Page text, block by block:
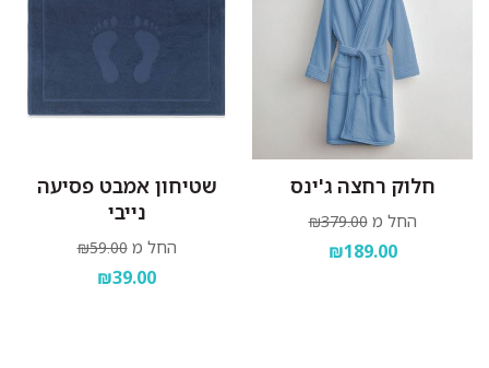
חלוק רחצה ג'ינס
החל מ ₪379.00
₪189.00
שטיחון אמבט פסיעה
נייבי
החל מ ₪59.00
₪39.00